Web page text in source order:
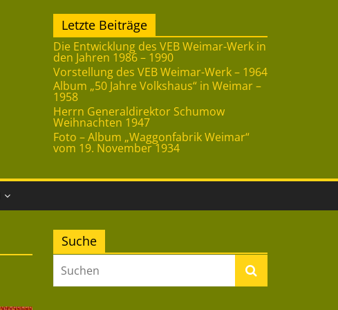
Letzte Beiträge
Die Entwicklung des VEB Weimar-Werk in
den Jahren 1986 – 1990
Vorstellung des VEB Weimar-Werk – 1964
Album „50 Jahre Volkshaus“ in Weimar –
1958
Herrn Generaldirektor Schumow
Weihnachten 1947
Foto – Album „Waggonfabrik Weimar“
vom 19. November 1934
Suche